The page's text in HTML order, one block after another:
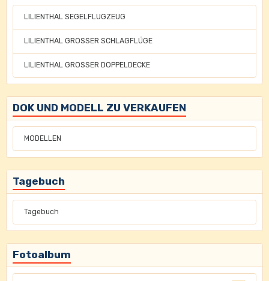
LILIENTHAL SEGELFLUGZEUG
LILIENTHAL GROSSER SCHLAGFLÜGE
LILIENTHAL GROSSER DOPPELDECKE
DOK UND MODELL ZU VERKAUFEN
MODELLEN
Tagebuch
Tagebuch
Fotoalbum